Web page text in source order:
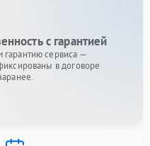
с гарантией
сервиса —
в договоре